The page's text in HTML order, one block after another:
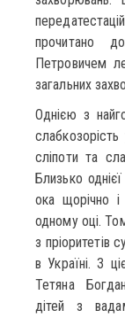
прочитано
Петровичем
загальних
Однією з
сліпоти та
Близько
ока щорічно
одному оці.
з пріоритетів
в Україні. З
Тетяна
дітей з